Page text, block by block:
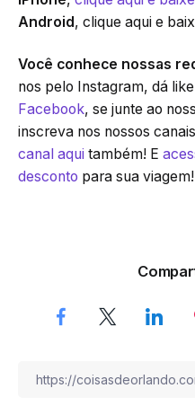
Android, clique aqui e
Você conhece nossas
nos pelo Instagram, dá
Facebook, se junte ao
inscreva nos nossos
canal aqui também! E
desconto para sua viagem!